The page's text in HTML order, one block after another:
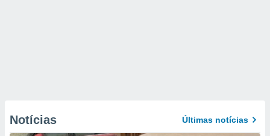
Notícias Últimas notícias